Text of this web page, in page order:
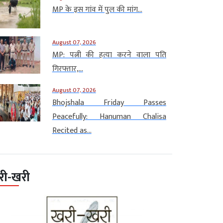
MP के इस गांव में पुल की मांग...
August 07, 2026
MP: पत्नी की हत्या करने वाला पति
गिरफ्तार,...
August 07, 2026
Bhojshala Friday Passes
Peacefully: Hanuman Chalisa
Recited as...
खरी